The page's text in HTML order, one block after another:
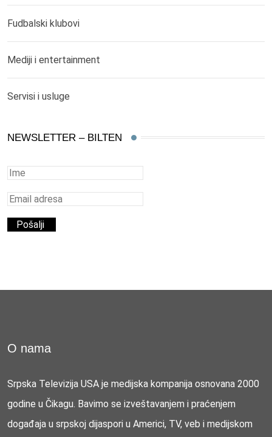
Fudbalski klubovi
Mediji i entertainment
Servisi i usluge
NEWSLETTER – BILTEN
O nama
Srpska Televizija USA je medijska kompanija osnovana 2000
godine u Čikagu. Bavimo se izveštavanjem i praćenjem
događaja u srpskoj dijaspori u Americi, TV, veb i medijskom